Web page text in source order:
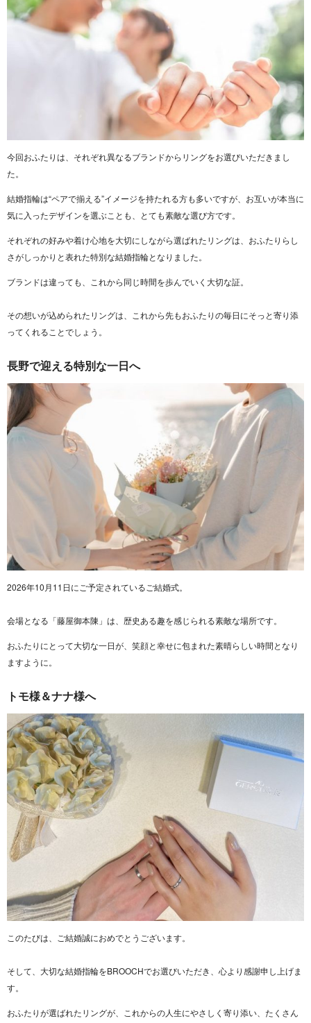
今回おふたりは、それぞれ異なるブランドからリングをお選びいただきまし
た。
結婚指輪は“ペアで揃える”イメージを持たれる方も多いですが、お互いが本当に
気に入ったデザインを選ぶことも、とても素敵な選び方です。
それぞれの好みや着け心地を大切にしながら選ばれたリングは、おふたりらし
さがしっかりと表れた特別な結婚指輪となりました。
ブランドは違っても、これから同じ時間を歩んでいく大切な証。
その想いが込められたリングは、これから先もおふたりの毎日にそっと寄り添
ってくれることでしょう。
長野で迎える特別な一日へ
2026年10月11日にご予定されているご結婚式。
会場となる「藤屋御本陳」は、歴史ある趣を感じられる素敵な場所です。
おふたりにとって大切な一日が、笑顔と幸せに包まれた素晴らしい時間となり
ますように。
トモ様＆ナナ様へ
このたびは、ご結婚誠におめでとうございます。
そして、大切な結婚指輪をBROOCHでお選びいただき、心より感謝申し上げま
す。
おふたりが選ばれたリングが、これからの人生にやさしく寄り添い、たくさん